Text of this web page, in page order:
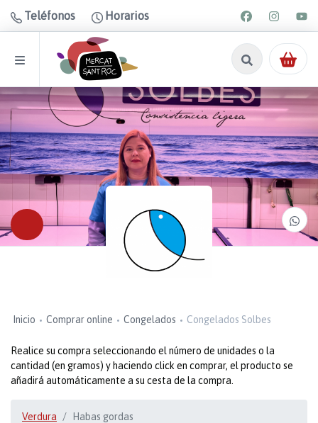
Teléfonos Horarios
Inicio Comprar online Congelados Congelados Solbes
Realice su compra seleccionando el número de unidades o la
cantidad (en gramos) y haciendo click en comprar, el producto se
añadirá automáticamente a su cesta de la compra.
Verdura Habas gordas